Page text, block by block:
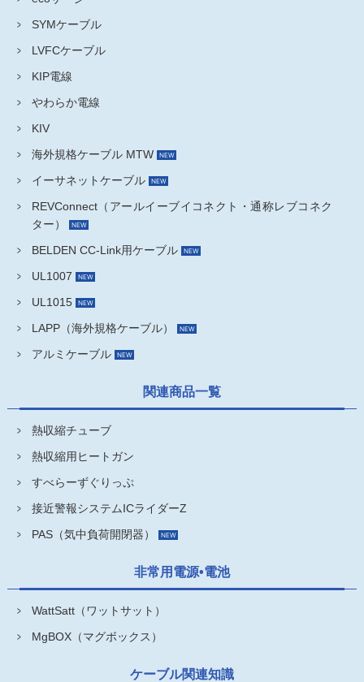
SYMケーブル
LVFCケーブル
KIP電線
やわらか電線
KIV
海外規格ケーブル MTW
イーサネットケーブル
REVConnect（アールイーブイコネクト・通称レブコネク
ター）
BELDEN CC-Link用ケーブル
UL1007
UL1015
LAPP（海外規格ケーブル）
アルミケーブル
関連商品一覧
熱収縮チューブ
熱収縮用ヒートガン
すべらーずぐりっぷ
接近警報システムICライダーZ
PAS（気中負荷開閉器）
非常用電源•電池
WattSatt（ワットサット）
MgBOX（マグボックス）
ケーブル関連知識